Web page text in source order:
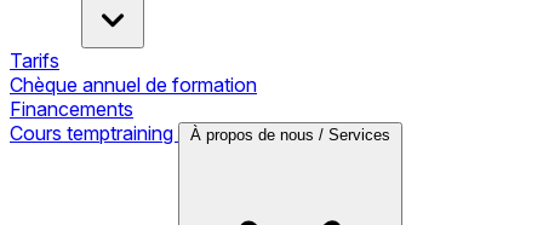
Tarifs
Chèque annuel de formation
Financements
Cours temptraining
À propos de nous / Services